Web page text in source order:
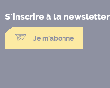
S'inscrire à la newsletter
Je m'abonne